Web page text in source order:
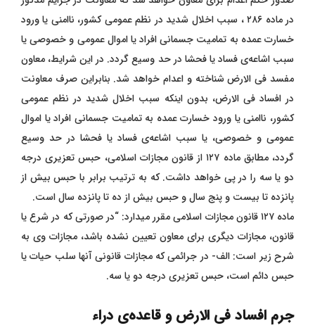
در ماده ۲۸۶ ، سبب اخلال شدید در نظم عمومی کشور، ناامنی یا ورود
خسارت عمده به تمامیت جسمانی افراد یا اموال عمومی و خصوصی یا
سبب اشاعه‌ی فساد یا فحشا در حد وسیع گردد. در این شرایط، معاون
مفسد فی الارض شناخته و اعدام خواهد شد. بنابراین صرف معاونت
در افساد فی‌ الارض، بدون اینکه سبب اخلال شدید در نظم عمومی
کشور، ناامنی یا ورود خسارت عمده به تمامیت جسمانی افراد یا اموال
عمومی و خصوصی، یا سبب اشاعه‌ی فساد یا فحشا در حد وسیع
گردد، مطابق ماده ۱۲۷ از قانون مجازات اسلامی، حبس تعزیری درجه
دو یا سه را در پی خواهد داشت. که به ترتیب برابر با حبس بیش از
پانزده تا بیست و پنج سال و حبس بیش از ده تا پانزده سال است.
ماده ۱۲۷ قانون مجازات اسلامی مقرر میدارد: “در صورتی که در شرع یا
قانون، مجازات دیگری برای معاون تعیین نشده باشد، مجازات وی به
شرح زیر است: الف- در جرائمی که مجازات قانونی آنها سلب حیات یا
حبس دائم است، حبس تعزیری درجه دو یا سه.
جرم افساد‌ فی‌ الارض و قاعده‌ی دراء